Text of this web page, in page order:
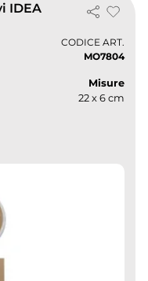
IDEA
CODICE ART.
MO7804
Misure
22 x 6 cm